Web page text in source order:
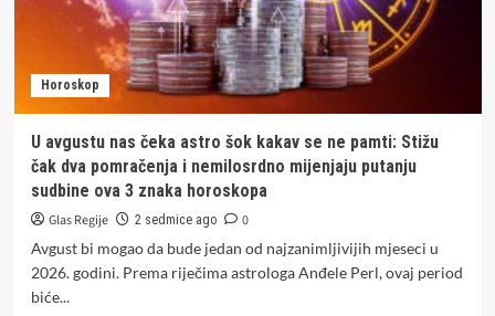
Horoskop
U avgustu nas čeka astro šok kakav se ne pamti: Stižu
čak dva pomračenja i nemilosrdno mijenjaju putanju
sudbine ova 3 znaka horoskopa
Glas Regije 2 sedmice ago
0
Avgust bi mogao da bude jedan od najzanimljivijih mjeseci u
2026. godini. Prema riječima astrologa Anđele Perl, ovaj period
biće...